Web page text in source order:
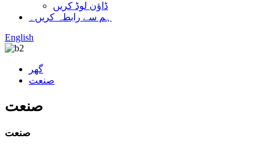
ڈاؤن لوڈ کریں
ہم سے رابطہ کریں۔
English
گھر
صنعت
صنعت
صنعت